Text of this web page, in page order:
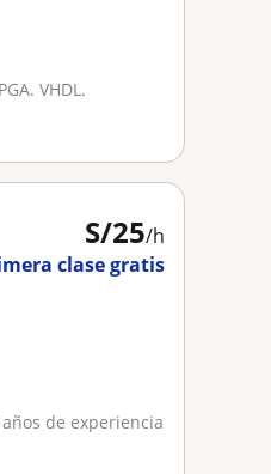
VHDL.
S/25/h
clase gratis
de experiencia